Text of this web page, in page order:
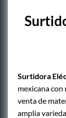
Surtidora
mexicana con
venta de
amplia